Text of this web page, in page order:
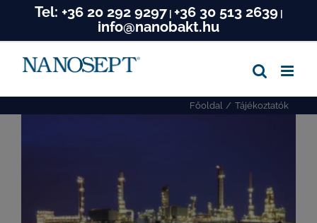
Kihagyás
Tel: +36 20 292 9297| +36 30 513 2639
info@nanobakt.hu
Főoldal Tájékoztatók